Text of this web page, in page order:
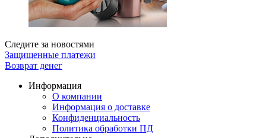
Следите за новостями
Защищенные платежи
Возврат денег
Информация
О компании
Информация о доставке
Конфиденциальность
Политика обработки ПД